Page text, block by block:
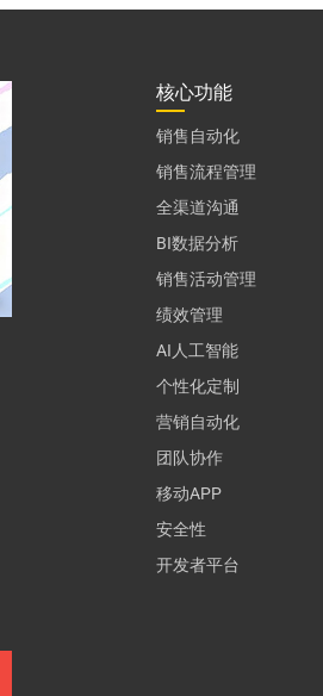
核心功能
销售自动化
销售流程管理
全渠道沟通
BI数据分析
销售活动管理
绩效管理
AI人工智能
个性化定制
营销自动化
团队协作
移动APP
安全性
开发者平台